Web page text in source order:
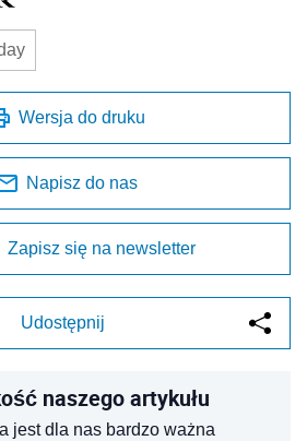
Wersja do druku
Napisz do nas
Zapisz się na newsletter
Udostępnij
naszego artykułu
jest dla nas bardzo ważna